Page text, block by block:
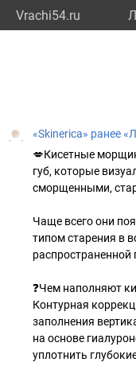
Vrachi54.ru
«Skinerica» ранее
💋Кисетные
губ, которые
сморщенными,
Чаще всего они
типом старения в
❓Чем наполняют
Контурная
заполнения
на основе
уплотнить